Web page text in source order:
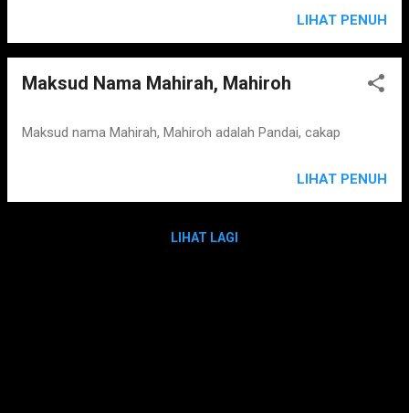
LIHAT PENUH
Maksud Nama Mahirah, Mahiroh
Maksud nama Mahirah, Mahiroh adalah Pandai, cakap
LIHAT PENUH
LIHAT LAGI